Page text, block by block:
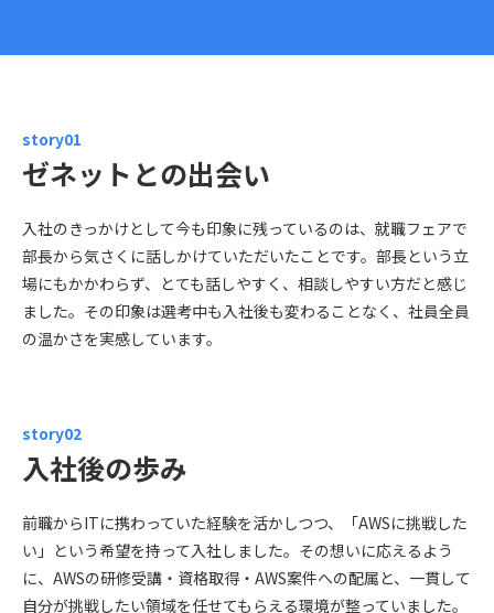
story01
ゼネットとの出会い
入社のきっかけとして今も印象に残っているのは、就職フェアで
部長から気さくに話しかけていただいたことです。部長という立
場にもかかわらず、とても話しやすく、相談しやすい方だと感じ
ました。その印象は選考中も入社後も変わることなく、社員全員
の温かさを実感しています。
story02
入社後の歩み
前職からITに携わっていた経験を活かしつつ、「AWSに挑戦した
い」という希望を持って入社しました。その想いに応えるよう
に、AWSの研修受講・資格取得・AWS案件への配属と、一貫して
自分が挑戦したい領域を任せてもらえる環境が整っていました。